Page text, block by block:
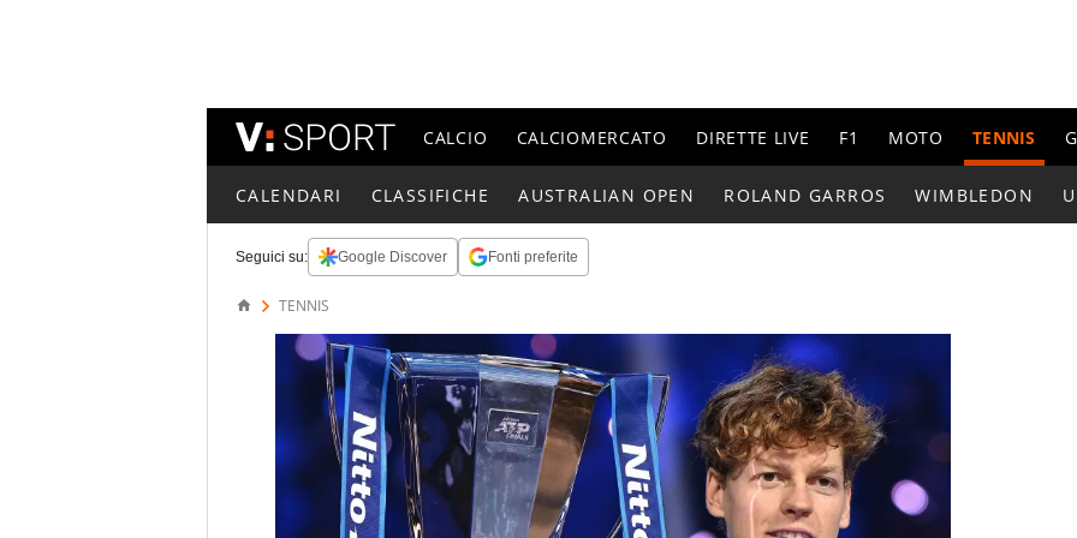
CALCIO CALCIOMERCATO DIRETTE LIVE F1 MOTO TENNIS
CALENDARI CLASSIFICHE AUSTRALIAN OPEN ROLAND GARROS WIMBLEDON
Seguici su: Google Discover Fonti preferite
TENNIS